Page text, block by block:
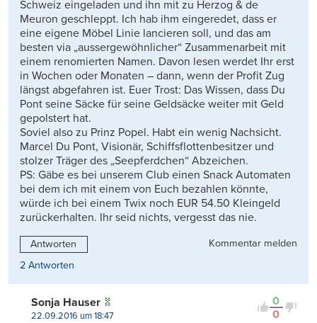
Schweiz eingeladen und ihn mit zu Herzog & de
Meuron geschleppt. Ich hab ihm eingeredet, dass er
eine eigene Möbel Linie lancieren soll, und das am
besten via „aussergewöhnlicher“ Zusammenarbeit mit
einem renomierten Namen. Davon lesen werdet Ihr erst
in Wochen oder Monaten – dann, wenn der Profit Zug
längst abgefahren ist. Euer Trost: Das Wissen, dass Du
Pont seine Säcke für seine Geldsäcke weiter mit Geld
gepolstert hat.
Soviel also zu Prinz Popel. Habt ein wenig Nachsicht.
Marcel Du Pont, Visionär, Schiffsflottenbesitzer und
stolzer Träger des „Seepferdchen“ Abzeichen.
PS: Gäbe es bei unserem Club einen Snack Automaten
bei dem ich mit einem von Euch bezahlen könnte,
würde ich bei einem Twix noch EUR 54.50 Kleingeld
zurückerhalten. Ihr seid nichts, vergesst das nie.
Antworten
Kommentar melden
2 Antworten
0
0
Sonja Hauser
22.09.2016 um 18:47